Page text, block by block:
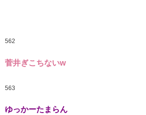
562
菅井ぎこちないw
563
ゆっかーたまらん